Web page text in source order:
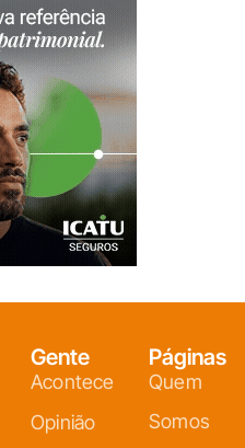
Gente
Acontece
Opinião
Páginas
Quem
Somos